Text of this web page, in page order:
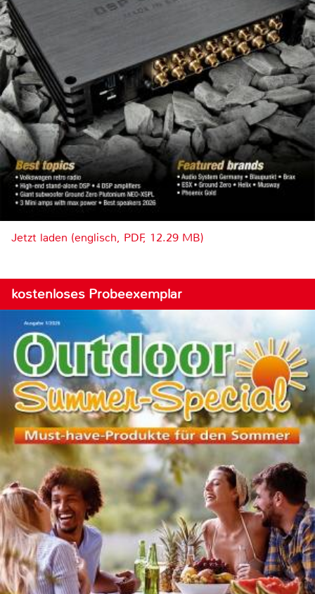
Jetzt laden (englisch, PDF, 12.29 MB)
kostenloses Probeexemplar